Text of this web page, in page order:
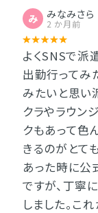
み みなみさら
2 か月前
よくSNSで派
出勤行ってみ
みたいと思い
クラやラウン
クもあって色
きるのがとて
あった時に公
ですが、丁寧
しました。こ